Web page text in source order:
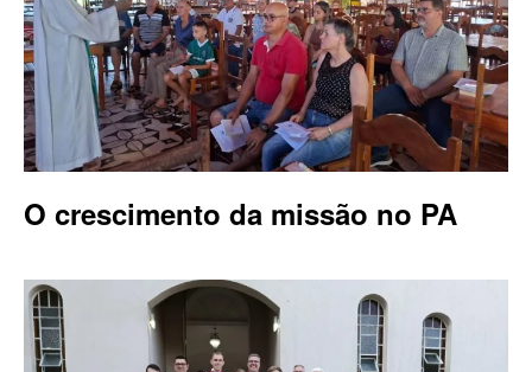
O crescimento da missão no PA